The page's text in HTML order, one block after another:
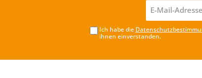
Ich habe die
ihnen einverstanden.